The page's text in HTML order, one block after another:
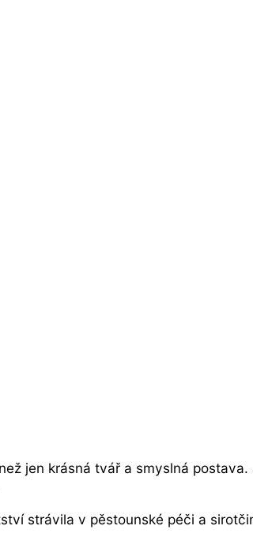
jen krásná tvář a smyslná postava.
strávila v pěstounské péči a